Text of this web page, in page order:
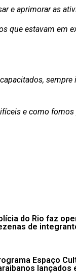
e aprimorar as
que estavam em
e como fomos
do Rio faz
de
Espaço
lançados